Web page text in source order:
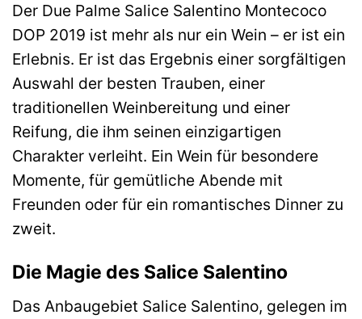
Der Due Palme Salice Salentino Montecoco
DOP 2019 ist mehr als nur ein Wein – er ist ein
Erlebnis. Er ist das Ergebnis einer sorgfältigen
Auswahl der besten Trauben, einer
traditionellen Weinbereitung und einer
Reifung, die ihm seinen einzigartigen
Charakter verleiht. Ein Wein für besondere
Momente, für gemütliche Abende mit
Freunden oder für ein romantisches Dinner zu
zweit.
Die Magie des Salice Salentino
Das Anbaugebiet Salice Salentino, gelegen im